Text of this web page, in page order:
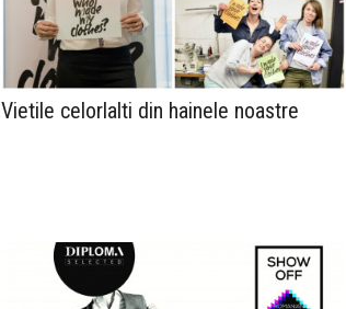
Vietile celorlalti din hainele noastre